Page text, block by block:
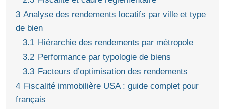
3 Analyse des rendements locatifs par ville et type
de bien
3.1 Hiérarchie des rendements par métropole
3.2 Performance par typologie de biens
3.3 Facteurs d’optimisation des rendements
4 Fiscalité immobilière USA : guide complet pour
français